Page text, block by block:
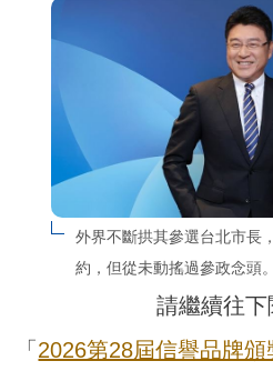
外界不斷拱其參選台北市長
約，但從未動搖過參政念頭
請繼續往
「 2026第28屆信譽品牌頒